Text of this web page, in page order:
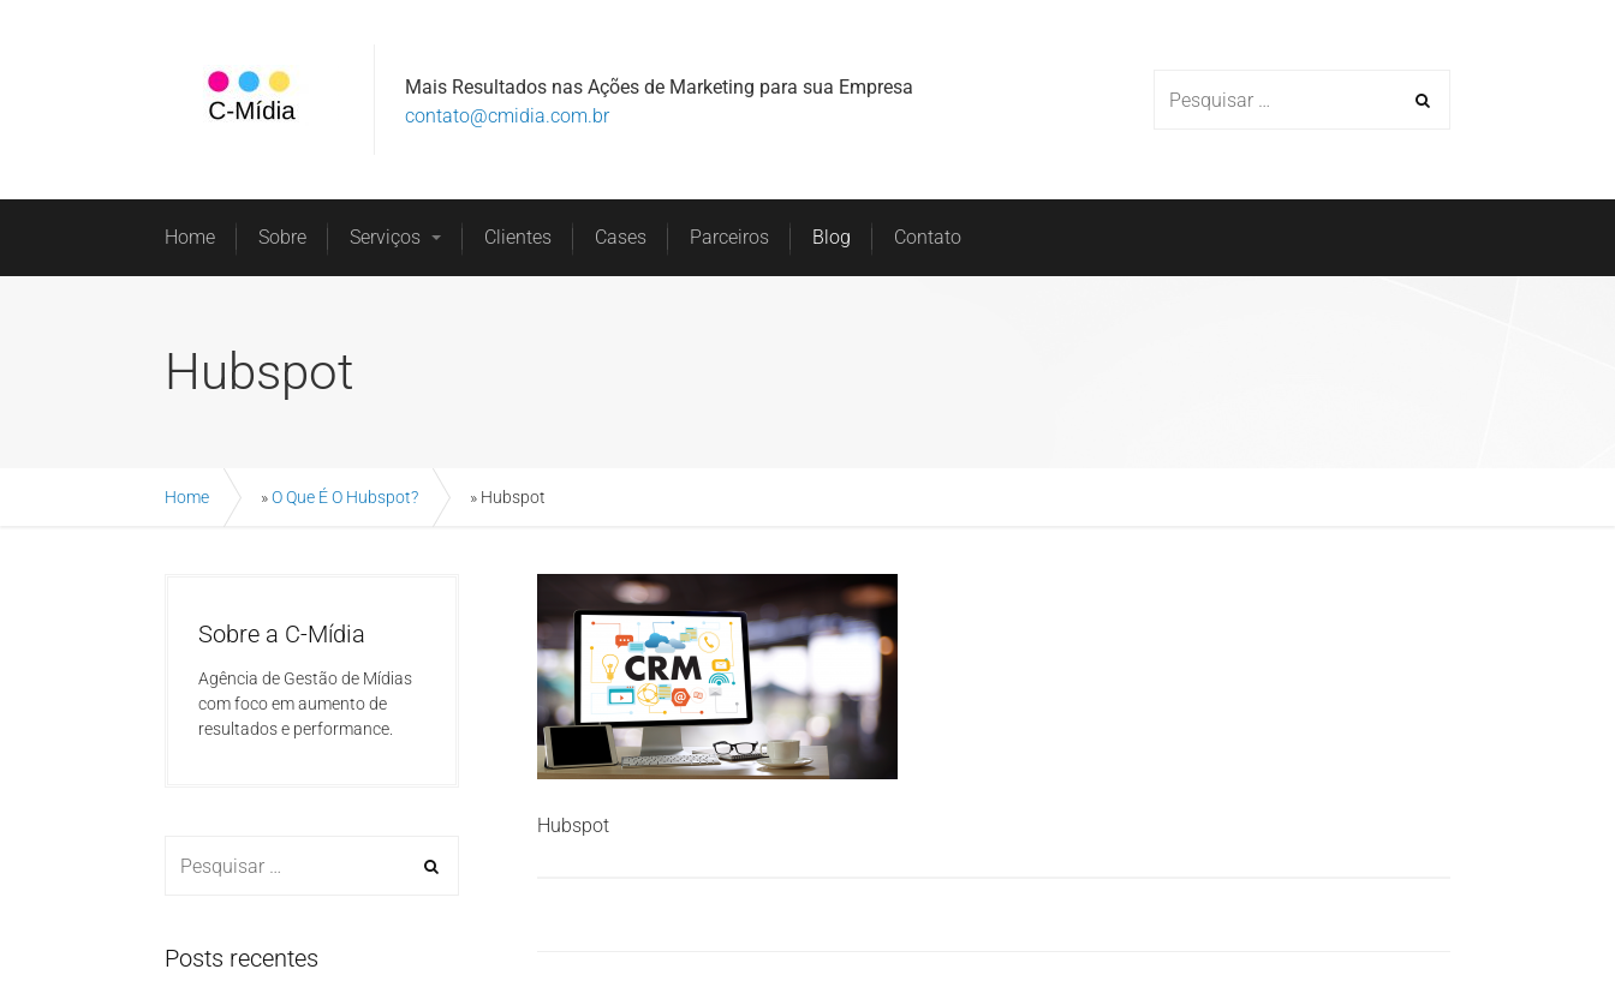
Mais Resultados nas Ações de Marketing para sua Empresa
contato@cmidia.com.br
Home Sobre Serviços Clientes Cases Parceiros Blog Contato
Hubspot
Home »O Que É O Hubspot? » Hubspot
Hubspot
Sobre a C-Mídia
Agência de Gestão de Mídias
com foco em aumento de
resultados e performance.
Posts recentes